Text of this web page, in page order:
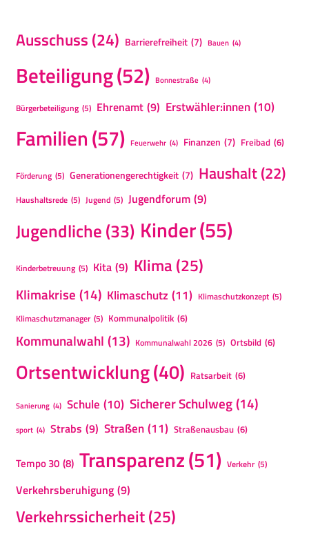
Ausschuss (24) Barrierefreiheit (7) Bauen (4)
Beteiligung(52) Bonnestraße (4)
Bürgerbeteiligung (5) Ehrenamt (9) Erstwähler:innen (10)
Familien(57) Feuerwehr (4) Finanzen (7) Freibad (6)
Förderung (5) Generationengerechtigkeit (7) Haushalt(22)
Haushaltsrede (5) Jugend (5) Jugendforum (9)
Jugendliche(33) Kinder(55)
Kinderbetreuung (5) Kita (9) Klima (25)
Klimakrise (14) Klimaschutz (11) Klimaschutzkonzept (5)
Klimaschutzmanager (5) Kommunalpolitik (6)
Kommunalwahl (13) Kommunalwahl 2026 (5) Ortsbild (6)
Ortsentwicklung(40) Ratsarbeit (6)
Sanierung (4) Schule (10) Sicherer Schulweg(14)
sport (4) Strabs (9) Straßen(11) Straßenausbau (6)
Tempo 30 (8) Transparenz(51) Verkehr (5)
Verkehrsberuhigung (9)
Verkehrssicherheit(25)